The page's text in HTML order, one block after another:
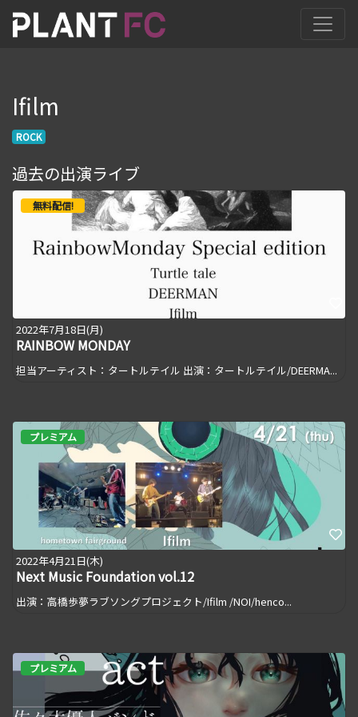
Ifilm
ROCK
過去の出演ライブ
無料配信!
2022年7月18日(月)
RAINBOW MONDAY
担当アーティスト：タートルテイル 出演：タートルテイル/DEERMA...
プレミアム
2022年4月21日(木)
Next Music Foundation vol.12
出演：高橋歩夢ラブソングプロジェクト/Ifilm /NOI/henco...
プレミアム